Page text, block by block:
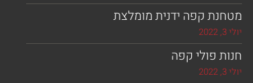
מטחנת קפה ידנית מומלצת
יולי 3, 2022
חנות פולי קפה
יולי 3, 2022